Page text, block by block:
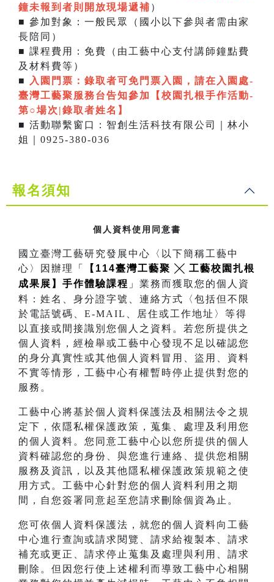
鐘未報到者則開放現場遞補 ）
■ 參加對象：一般民眾（國小以下參與者需由家
長陪同）
■ 課程費用：免費（由工藝中心支付講師鐘點費
及材料費等）
■
入園門票： 錄取者可免門票入園，請在入園處-
臺灣工藝聚服務台告知參加【校園扎根手作活動-
第○場次|錄取者姓名】
■ 活動聯繫窗口：智創生活科技有限公司｜林小
姐｜0925-380-036
報名須知
個人資料使用同意書
國立臺灣工藝研究發展中心〈以下簡稱工藝中
心〉因辦理
「
【114臺灣工藝聚 ╳ 工藝校園扎根
成果展】手作體驗課程 」 業務而獲取您的個人資
料：姓名、身分證字號、連絡方式〈包括但不限
於電話號碼、E-MAIL、居住或工作地址〉等得
以直接或間接識別您個人之資料。若您所提供之
個人資料，經檢舉或工藝中心發現不足以確認您
的身分真實性或其他個人資料冒用、盜用、資料
不實等情形，工藝中心有權暫時停止提供對您的
服務。
工藝中心將基於個人資料保護法及相關法令之規
定下，依隱私權保護政策，蒐集、處理及利用您
的個人資料。您同意工藝中心以您所提供的個人
資料確認您的身份、與您進行連絡、提供您相關
服務及資訊，以及其他隱私權保護政策規範之使
用方式。工藝中心針對您的個人資料利用之期
間，自您簽署同意起至您請求刪除個資為止。
您可依個人資料保護法，就您的個人資料向工藝
中心進行查詢或請求閱覽、請求給複製本、請求
補充或更正、請求停止蒐集及處理與利用、請求
刪除。但因您行使上述權利而導致工藝中心相關